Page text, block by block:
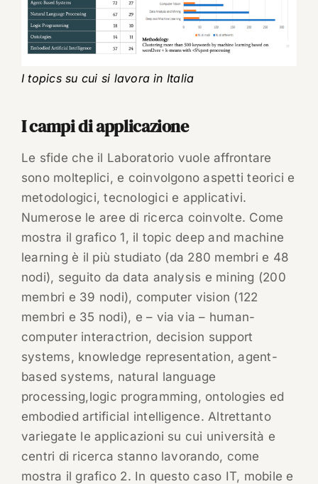
I topics su cui si lavora in Italia
I campi di applicazione
Le sfide che il Laboratorio vuole affrontare
sono molteplici, e coinvolgono aspetti teorici e
metodologici, tecnologici e applicativi.
Numerose le aree di ricerca coinvolte. Come
mostra il grafico 1, il topic deep and machine
learning è il più studiato (da 280 membri e 48
nodi), seguito da data analysis e mining (200
membri e 39 nodi), computer vision (122
membri e 35 nodi), e – via via – human-
computer interactrion, decision support
systems, knowledge representation, agent-
based systems, natural language
processing,logic programming, ontologies ed
embodied artificial intelligence. Altrettanto
variegate le applicazioni su cui università e
centri di ricerca stanno lavorando, come
mostra il grafico 2. In questo caso IT, mobile e